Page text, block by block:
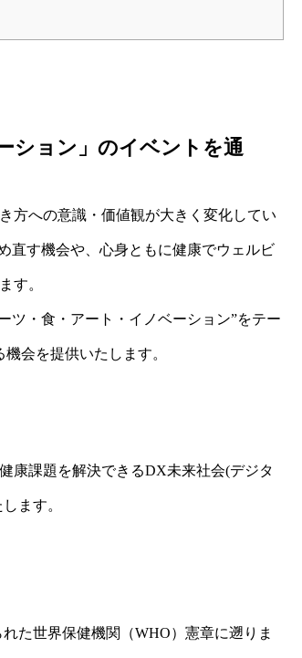
ション」のイベントを通
方への意識・価値観が大きく変化してい
直す機会や、心身ともに健康でウェルビ
す。
ツ・食・アート・イノベーション”をテー
会を提供いたします。
康課題を解決できるDX未来社会(デジタ
ます。
た世界保健機関（WHO）憲章に遡りま